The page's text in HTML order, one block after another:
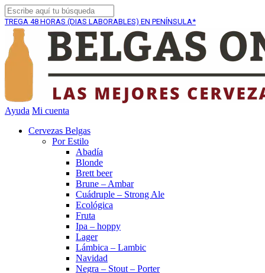
(DIAS LABORABLES) EN PENÍNSULA*
Ayuda Mi cuenta
Cervezas Belgas
Por Estilo
Abadía
Blonde
Brett beer
Brune – Ambar
Cuádruple – Strong Ale
Ecológica
Fruta
Ipa – hoppy
Lager
Lámbica – Lambic
Navidad
Negra – Stout – Porter